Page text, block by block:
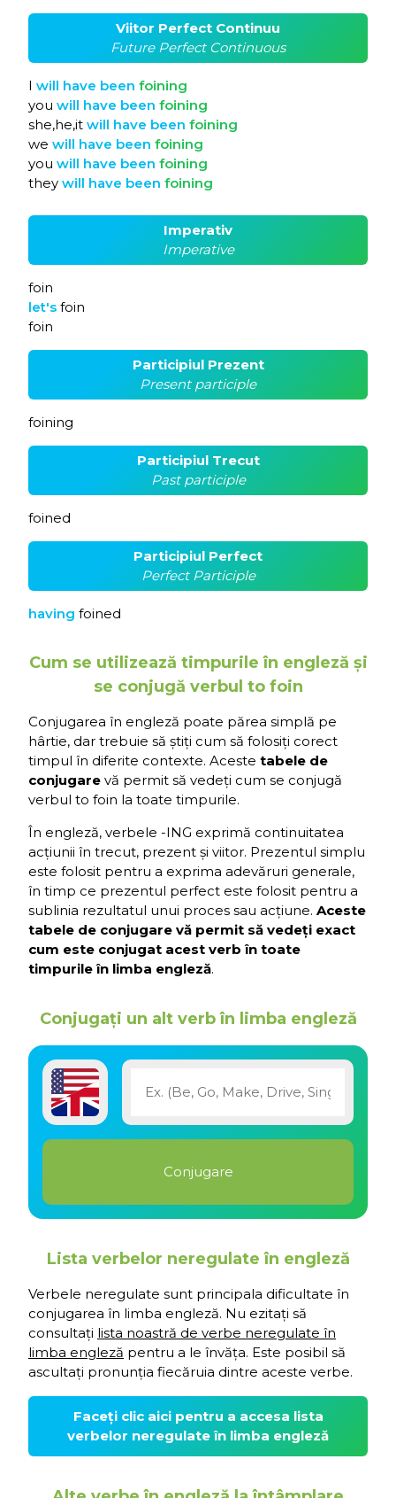
Viitor Perfect Continuu
Future Perfect Continuous
I will have been foining
you will have been foining
she,he,it will have been foining
we will have been foining
you will have been foining
they will have been foining
Imperativ
Imperative
foin
let's foin
foin
Participiul Prezent
Present participle
foining
Participiul Trecut
Past participle
foined
Participiul Perfect
Perfect Participle
having foined
Cum se utilizează timpurile în engleză și
se conjugă verbul to foin
Conjugarea în engleză poate părea simplă pe
hârtie, dar trebuie să știți cum să folosiți corect
timpul în diferite contexte. Aceste tabele de
conjugare vă permit să vedeți cum se conjugă
verbul to foin la toate timpurile.
În engleză, verbele -ING exprimă continuitatea
acțiunii în trecut, prezent și viitor. Prezentul simplu
este folosit pentru a exprima adevăruri generale,
în timp ce prezentul perfect este folosit pentru a
sublinia rezultatul unui proces sau acțiune. Aceste
tabele de conjugare vă permit să vedeți exact
cum este conjugat acest verb în toate
timpurile în limba engleză.
Conjugați un alt verb în limba engleză
Lista verbelor neregulate în engleză
Verbele neregulate sunt principala dificultate în
conjugarea în limba engleză. Nu ezitați să
consultați lista noastră de verbe neregulate în
limba engleză pentru a le învăța. Este posibil să
ascultați pronunția fiecăruia dintre aceste verbe.
Faceți clic aici pentru a accesa lista
verbelor neregulate în limba engleză